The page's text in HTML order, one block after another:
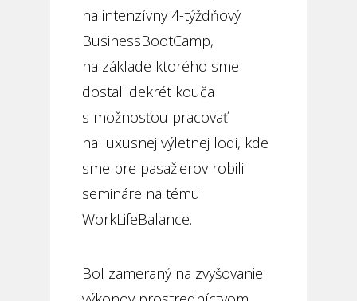
na intenzívny 4-týždňový
BusinessBootCamp,
na základe ktorého sme
dostali dekrét kouča
s možnosťou pracovať
na luxusnej výletnej lodi, kde
sme pre pasažierov robili
semináre na tému
WorkLifeBalance.
Bol zameraný na zvyšovanie